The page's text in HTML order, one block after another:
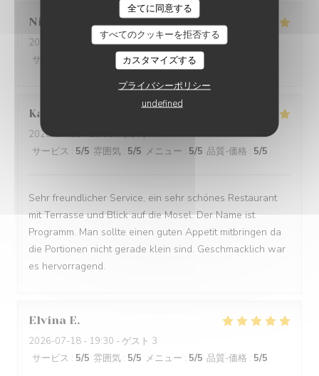
全てに同意する
すべてのクッキーを拒否する
カスタマイズする
プライバシーポリシー
undefined
Nicole
2026-07-31
- 19:00 - ゲスト 2
サービス
:5/5 メニュー:5/5
Katja
2026-07-15- 20:00 - ゲスト 4
サービス : 5/5 雰囲気 : 5/5 メニュー : 5/5 品質-価格 : 5/5
Sehr freundlicher Service, ein sehr schönes Restaurant
mit Terrasse und Blick auf die Mosel. Der Name ist
Programm. Man sollte einen guten Appetit mitbringen da
die Portionen nicht gerade klein sind. Geschmacklich war
es hervorragend.
Elvina E
2026-07-18 - 19:30 - ゲスト 3
サービス : 5/5 雰囲気 : 5/5 メニュー : 5/5 品質-価格 : 5/5
LA FABRIK A FROMAGE